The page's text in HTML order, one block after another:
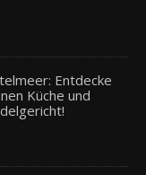
Entdecke
Küche und